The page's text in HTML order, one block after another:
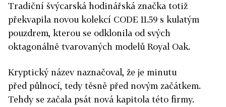
Tradiční švýcarská hodinářská značka totiž
překvapila novou kolekcí CODE 11.59 s kulatým
pouzdrem, kterou se odklonila od svých
oktagonálně tvarovaných modelů Royal Oak.
Kryptický název naznačoval, že je minutu
před půlnocí, tedy těsně před novým začátkem.
Tehdy se začala psát nová kapitola této firmy.